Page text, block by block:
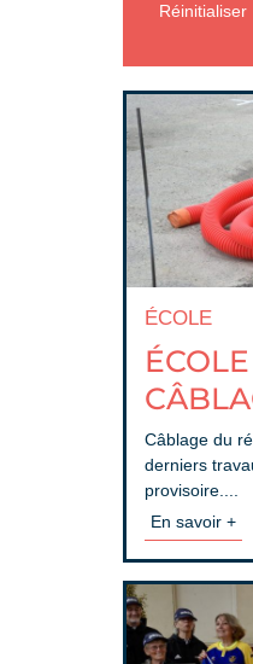
Réinitialiser
ÉCOLE
Câblage du
derniers
provisoire....
En savoir +